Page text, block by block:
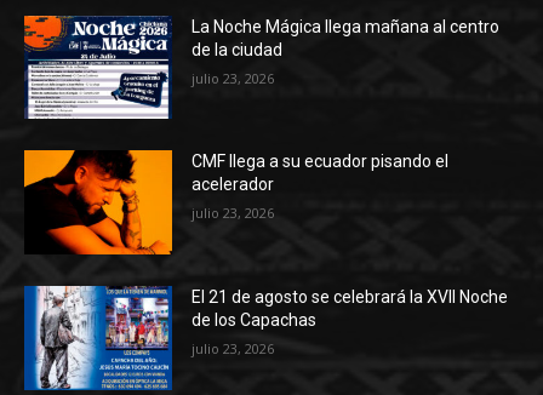
La Noche Mágica llega mañana al centro
de la ciudad
julio 23, 2026
CMF llega a su ecuador pisando el
acelerador
julio 23, 2026
El 21 de agosto se celebrará la XVII Noche
de los Capachas
julio 23, 2026